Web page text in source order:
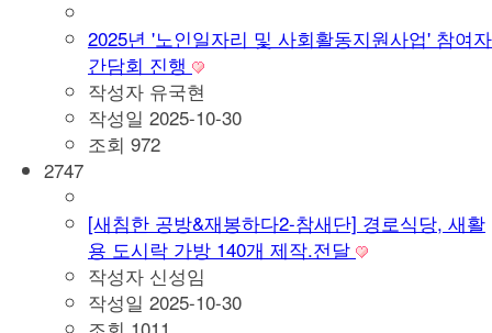
2025년 '노인일자리 및 사회활동지원사업' 참여자
간담회 진행
작성자 유국현
작성일 2025-10-30
조회 972
2747
[새침한 공방&재봉하다2-참새단] 경로식당, 새활
용 도시락 가방 140개 제작.전달
작성자 신성임
작성일 2025-10-30